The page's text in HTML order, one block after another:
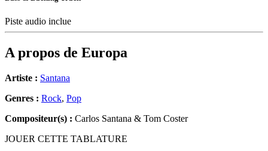
Piste audio inclue
A propos de Europa
Artiste : Santana
Genres : Rock, Pop
Compositeur(s) : Carlos Santana & Tom Coster
JOUER CETTE TABLATURE